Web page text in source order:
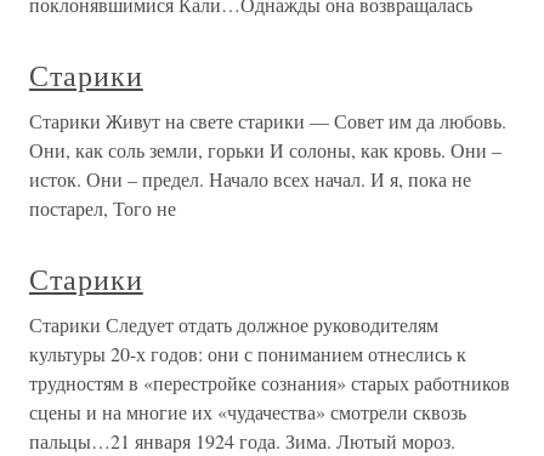
Старики
Старики Живут на свете старики — Совет им да любовь.
Они, как соль земли, горьки И солоны, как кровь. Они –
исток. Они – предел. Начало всех начал. И я, пока не
постарел, Того не
Старики
Старики Следует отдать должное руководителям
культуры 20-х годов: они с пониманием отнеслись к
трудностям в «перестройке сознания» старых работников
сцены и на многие их «чудачества» смотрели сквозь
пальцы…21 января 1924 года. Зима. Лютый мороз.